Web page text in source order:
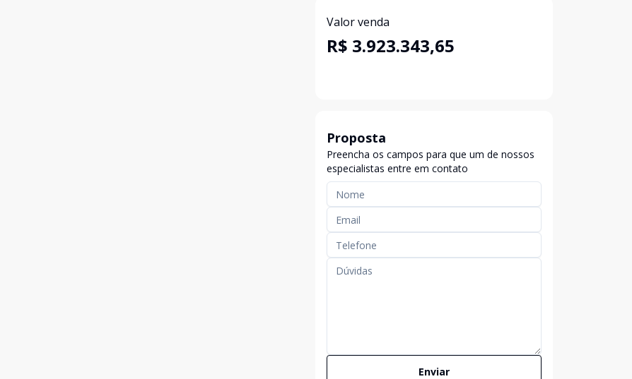
Valor venda
R$ 3.923.343,65
Proposta
Preencha os campos para que um de nossos
especialistas entre em contato
Enviar